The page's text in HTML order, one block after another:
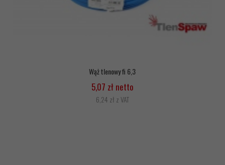
Wąż tlenowy fi 6,3
5,07 zł netto
6,24 zł z VAT